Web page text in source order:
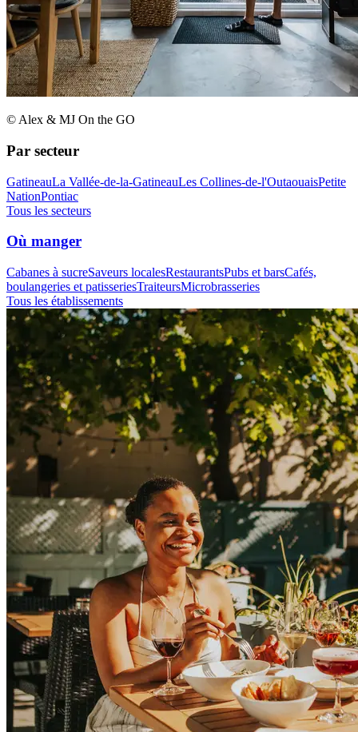
© Alex & MJ On the GO
Par secteur
GatineauLa Vallée-de-la-GatineauLes Collines-de-l'OutaouaisPetite
NationPontiac
Tous les secteurs
Où manger
Cabanes à sucreSaveurs localesRestaurantsPubs et barsCafés,
boulangeries et patisseriesTraiteursMicrobrasseries
Tous les établissements